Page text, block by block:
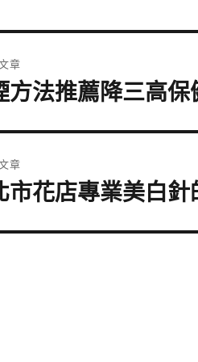
章
方法推薦降三高
章
市花店專業美白